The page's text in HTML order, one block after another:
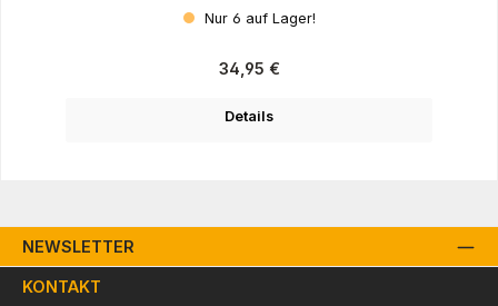
Nur 6 auf Lager!
Regulärer Preis:
34,95 €
Details
NEWSLETTER
KONTAKT